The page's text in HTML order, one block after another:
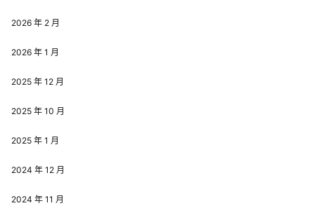
2026 年 2 月
2026 年 1 月
2025 年 12 月
2025 年 10 月
2025 年 1 月
2024 年 12 月
2024 年 11 月